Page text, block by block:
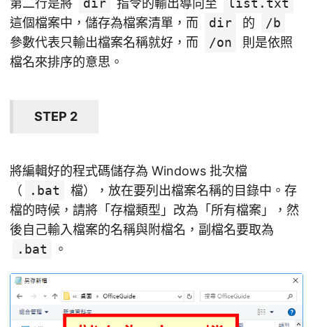
第二行是將
dir 指令的輸出導向至
list.txt
這個檔案中，儲存為檔案清單，而
dir 的
/b
參數代表只輸出檔案名稱就好，而
/on
則是依照
檔名來排序的意思。
STEP 2
將編輯好的程式碼儲存為 Windows 批次檔
（
.bat
檔），放在要列出檔案名稱的目錄中。存
檔的時候，請將「存檔類型」改為「所有檔案」，然
後自己輸入檔案的名稱與附檔名，副檔名要取為
.bat
。